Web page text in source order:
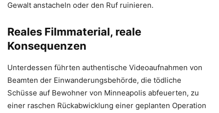
Gewalt anstacheln oder den Ruf ruinieren.
Reales Filmmaterial, reale
Konsequenzen
Unterdessen führten authentische Videoaufnahmen von
Beamten der Einwanderungsbehörde, die tödliche
Schüsse auf Bewohner von Minneapolis abfeuerten, zu
einer raschen Rückabwicklung einer geplanten Operation